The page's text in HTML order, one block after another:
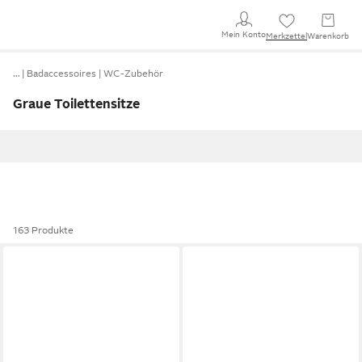
Mein KontoMerkzettel Warenkorb
… Badaccessoires WC-Zubehör
Graue Toilettensitze
163 Produkte